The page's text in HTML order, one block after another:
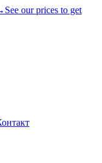
See our prices to get